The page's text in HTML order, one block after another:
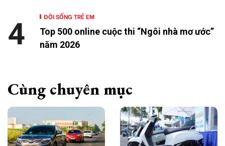
ĐỜI SỐNG TRẺ EM
Top 500 online cuộc thi “Ngôi nhà mơ ước”
năm 2026
4
Cùng chuyên mục